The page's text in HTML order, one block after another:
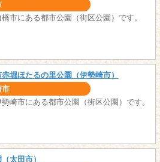
市にある都市公園（街区公園）です。
堀ほたるの里公園（伊勢崎市）
市
崎市にある都市公園（街区公園）です。
太田市）